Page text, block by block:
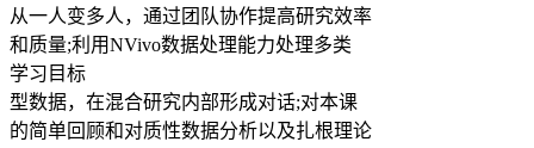
从一人变多人，通过团队协作提高研究效率
和质量;利用NVivo数据处理能力处理多类
学习目标
型数据，在混合研究内部形成对话;对本课
的简单回顾和对质性数据分析以及扎根理论